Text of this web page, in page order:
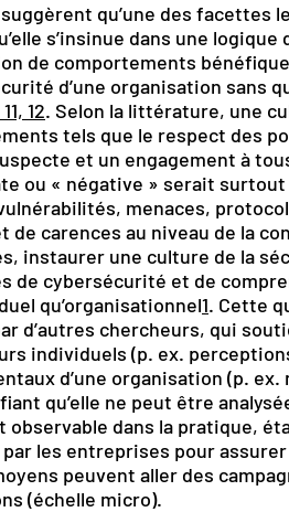
qu’une des facettes
s’insinue dans une
de comportements
d’une organisation sans
12. Selon la littérature, une
tels que le respect des
et un engagement à
ou « négative » serait surtout
menaces,
carences au niveau de la
instaurer une culture de la
de cybersécurité et de
qu’organisationnel1. Cette
d’autres chercheurs, qui
individuels (p. ex.
d’une organisation (p.
qu’elle ne peut être
dans la pratique,
les entreprises pour assurer
peuvent aller des
(échelle micro).